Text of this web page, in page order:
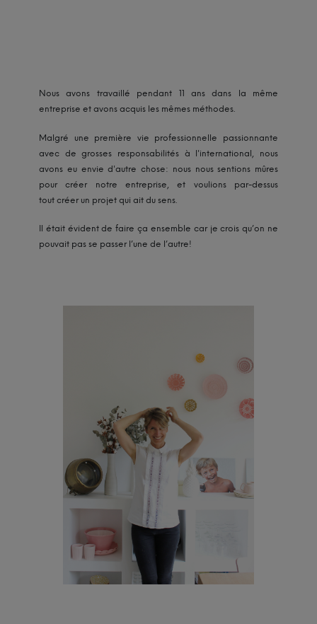
Nous avons travaillé pendant 11 ans dans la même
entreprise et avons acquis les mêmes méthodes.
Malgré une première vie professionnelle passionnante
avec de grosses responsabilités à l'international, nous
avons eu envie d'autre chose: nous nous sentions mûres
pour créer notre entreprise, et voulions par-dessus
tout créer un projet qui ait du sens.
Il était évident de faire ça ensemble car je crois qu’on ne
pouvait pas se passer l’une de l’autre!